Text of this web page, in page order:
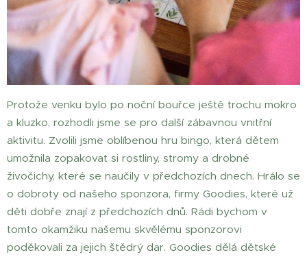
Protože venku bylo po noční bouřce ještě trochu mokro
a kluzko, rozhodli jsme se pro další zábavnou vnitřní
aktivitu. Zvolili jsme oblíbenou hru bingo, která dětem
umožnila zopakovat si rostliny, stromy a drobné
živočichy, které se naučily v předchozích dnech. Hrálo se
o dobroty od našeho sponzora, firmy Goodies, které už
děti dobře znají z předchozích dnů. Rádi bychom v
tomto okamžiku našemu skvělému sponzorovi
poděkovali za jejich štědrý dar. Goodies dělá dětské